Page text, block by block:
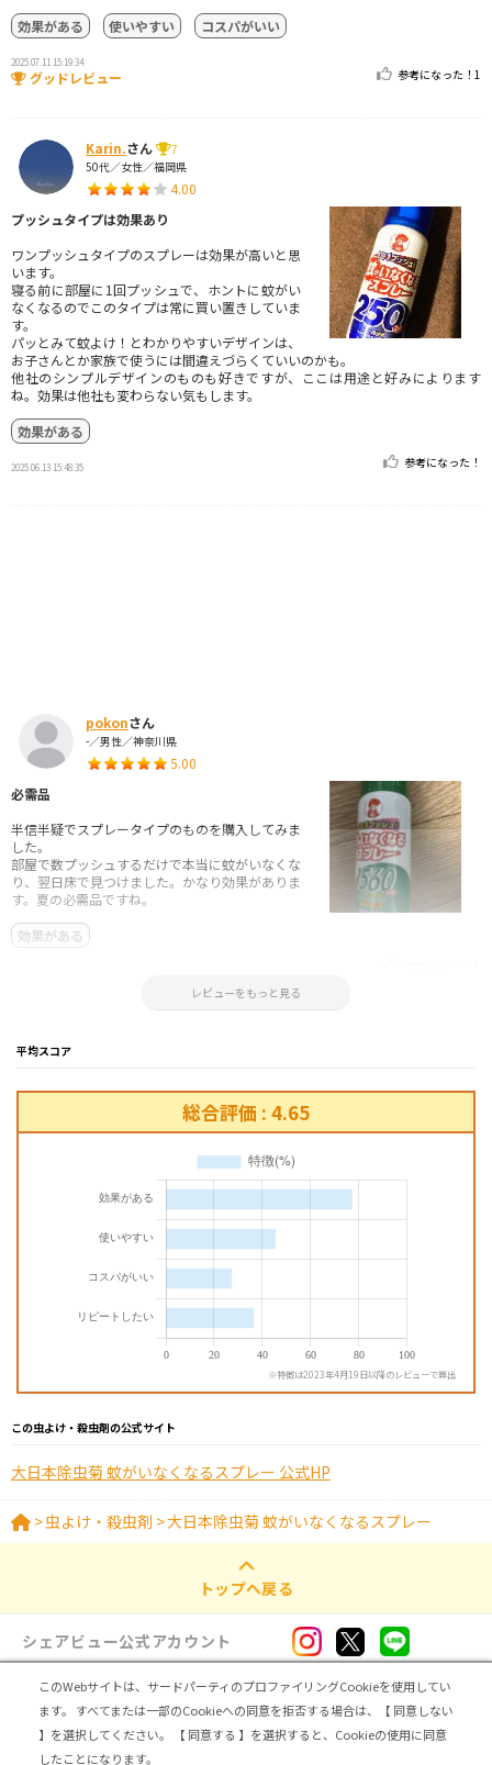
効果がある
使いやすい コスパがいい
2025.07.11 15:19:34
グッドレビュー 参考になった！ 1
Karin.さん
7
50代／女性／福岡県
4.00
プッシュタイプは効果あり
ワンプッシュタイプのスプレーは効果が高いと思
います。
寝る前に部屋に1回プッシュで、ホントに蚊がい
なくなるのでこのタイプは常に買い置きしていま
す。
パッとみて蚊よけ！とわかりやすいデザインは、
お子さんとか家族で使うには間違えづらくていいのかも。
他社のシンプルデザインのものも好きですが、ここは用途と好みによります
ね。効果は他社も変わらない気もします。
効果がある
2025.06.13 15:48:35 参考になった！
pokonさん
-／男性／神奈川県
5.00
必需品
半信半疑でスプレータイプのものを購入してみま
した。
部屋で数プッシュするだけで本当に蚊がいなくな
り、翌日床で見つけました。かなり効果がありま
す。夏の必需品ですね。
効果がある
レビューをもっと見る
平均スコア
総合評価 : 4.65
※特徴は2023年4月19日以降のレビューで算出
この虫よけ・殺虫剤の公式サイト
大日本除虫菊 蚊がいなくなるスプレー 公式HP
>虫よけ・殺虫剤 >大日本除虫菊 蚊がいなくなるスプレー
トップへ戻る
シェアビュー公式アカウント
ログイン・新規登録
トップ | シェアビューとは レビュアー向け シェアビューインタビュー | カテゴリ一覧
このWebサイトは、サードパーティのプロファイリングCookieを使用してい
ます。
すべてまたは一部のCookieへの同意を拒否する場合は、【 同意しない
】を選択してください。
【 同意する 】を選択すると、Cookieの使用に同意
したことになります。